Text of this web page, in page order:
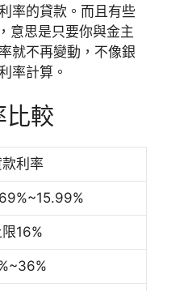
率的貸款。而且有些
意思是只要你與金主
就不再變動，不像銀
率計算。
比較
利率
16%